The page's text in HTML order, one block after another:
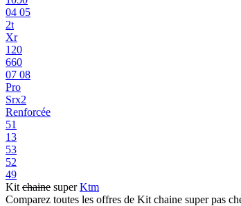
04 05
2t
Xr
120
660
07 08
Pro
Srx2
Renforcée
51
13
53
52
49
Kit chaine super Ktm
Comparez toutes les offres de Kit chaine super pas